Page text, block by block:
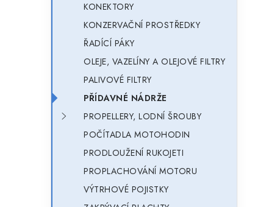
KONEKTORY
KONZERVAČNÍ PROSTŘEDKY
ŘADÍCÍ PÁKY
OLEJE, VAZELÍNY A OLEJOVÉ FILTRY
PALIVOVÉ FILTRY
PŘÍDAVNÉ NÁDRŽE
PROPELLERY, LODNÍ ŠROUBY
POČÍTADLA MOTOHODIN
PRODLOUŽENÍ RUKOJETI
PROPLACHOVÁNÍ MOTORU
VÝTRHOVÉ POJISTKY